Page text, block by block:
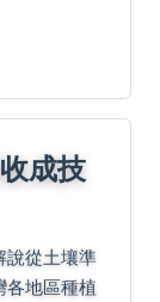
成技
說從土壤準
各地區種植